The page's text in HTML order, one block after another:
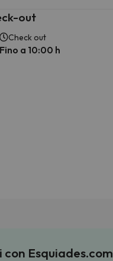
out
Check out
Fino a 10:00 h
Esquiades.com